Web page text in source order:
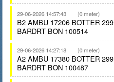
29-06-2026 14:57:43 (0 meter)
B2 AMBU 17206 BOTTER
BARDRT BON 100514
29-06-2026 14:27:18 (0 meter)
A2 AMBU 17380 BOTTER
BARDRT BON 100487